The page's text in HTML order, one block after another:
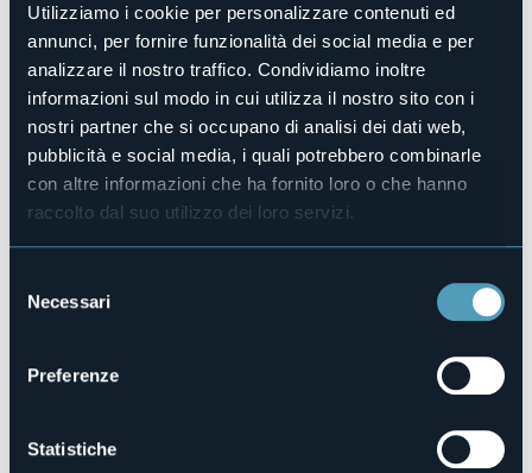
Utilizziamo i cookie per personalizzare contenuti ed
annunci, per fornire funzionalità dei social media e per
analizzare il nostro traffico. Condividiamo inoltre
informazioni sul modo in cui utilizza il nostro sito con i
nostri partner che si occupano di analisi dei dati web,
pubblicità e social media, i quali potrebbero combinarle
con altre informazioni che ha fornito loro o che hanno
raccolto dal suo utilizzo dei loro servizi.
delNecessari
Preferenze
Statistiche
Piscina
No
Animali ammessi
Sì
Piazzole
10
E-mail
campeggio.sagersboden@gmail.com
Telefono
Codice CIR
28863 - FORMAZZA (VB)